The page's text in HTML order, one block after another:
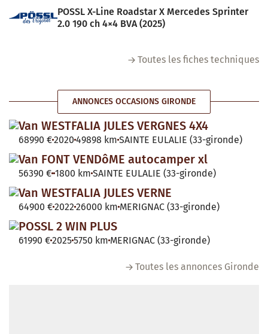
POSSL X-Line Roadstar X Mercedes Sprinter
2.0 190 ch 4×4 BVA (2025)
Toutes les fiches techniques
ANNONCES OCCASIONS GIRONDE
Van WESTFALIA JULES VERGNES 4X4
68990 €2020 49898 km SAINTE EULALIE (33-gironde)
Van FONT VENDôME autocamper xl
56390 € 1800 km SAINTE EULALIE (33-gironde)
Van WESTFALIA JULES VERNE
64900 €2022 26000 km MERIGNAC (33-gironde)
POSSL 2 WIN PLUS
61990 €20255750 km MERIGNAC (33-gironde)
Toutes les annonces Gironde